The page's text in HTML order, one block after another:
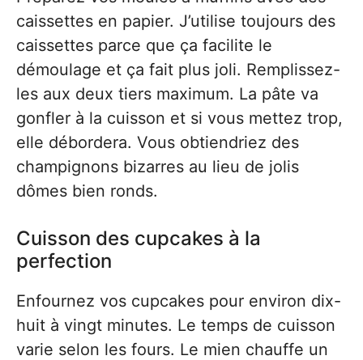
caissettes en papier. J’utilise toujours des
caissettes parce que ça facilite le
démoulage et ça fait plus joli. Remplissez-
les aux deux tiers maximum. La pâte va
gonfler à la cuisson et si vous mettez trop,
elle débordera. Vous obtiendriez des
champignons bizarres au lieu de jolis
dômes bien ronds.
Cuisson des cupcakes à la
perfection
Enfournez vos cupcakes pour environ dix-
huit à vingt minutes. Le temps de cuisson
varie selon les fours. Le mien chauffe un